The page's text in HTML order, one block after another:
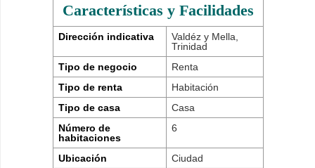
Características y Facilidades
Dirección indicativa
Valdéz y Mella,
Trinidad
Tipo de negocio
Renta
Tipo de renta
Habitación
Tipo de casa
Casa
Número de
habitaciones
6
Ubicación
Ciudad